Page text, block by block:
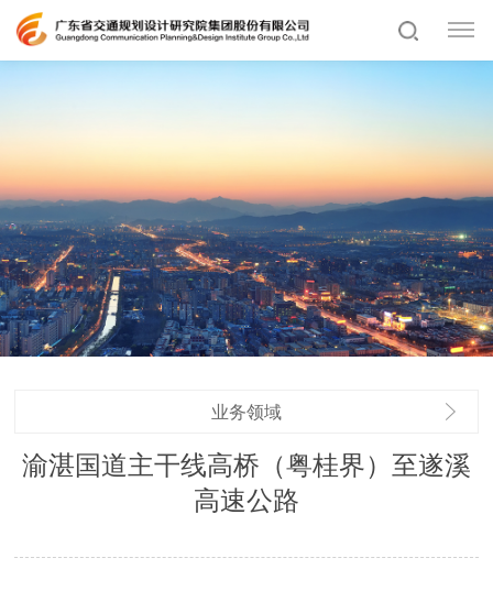
业务领域
渝湛国道主干线高桥（粤桂界）至遂溪
高速公路